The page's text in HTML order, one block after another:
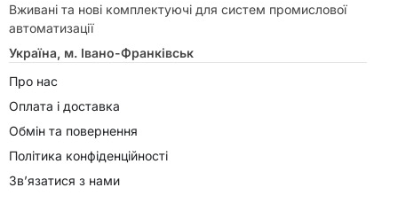
Вживані та нові комплектуючі для систем промислової
автоматизації
Україна, м. Івано-Франківськ
Про нас
Оплата і доставка
Обмін та повернення
Політика конфіденційності
Зв’язатися з нами